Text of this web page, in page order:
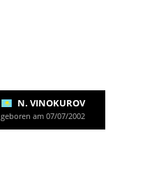
N. VINOKUROV
geboren am 07/07/2002